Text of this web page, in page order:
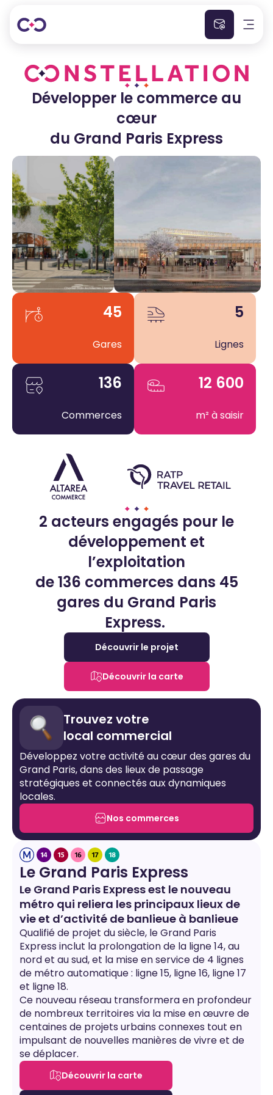
Qui sommes nous ?
Presse
Commerces
Développer le commerce au
cœur
du Grand Paris Express
45
Gares
5
Lignes
136
Commerces
12 600
m² à saisir
2 acteurs engagés pour le
développement et
l’exploitation
de 136 commerces dans 45
gares du Grand Paris
Express.
Découvrir le projet
Découvrir la carte
Trouvez votre
local commercial
Développez votre activité au cœur des gares du
Grand Paris, dans des lieux de passage
stratégiques et connectés aux dynamiques
locales.
Nos commerces
Le Grand Paris Express
Le Grand Paris Express est le nouveau
métro qui reliera les principaux lieux de
vie et d’activité de banlieue à banlieue
Qualifié de projet du siècle, le Grand Paris
Express inclut la prolongation de la ligne 14, au
nord et au sud, et la mise en service de 4 lignes
de métro automatique : ligne 15, ligne 16, ligne 17
et ligne 18.
Ce nouveau réseau transformera en profondeur
de nombreux territoires via la mise en œuvre de
centaines de projets urbains connexes tout en
impulsant de nouvelles manières de vivre et de
se déplacer.
Découvrir la carte